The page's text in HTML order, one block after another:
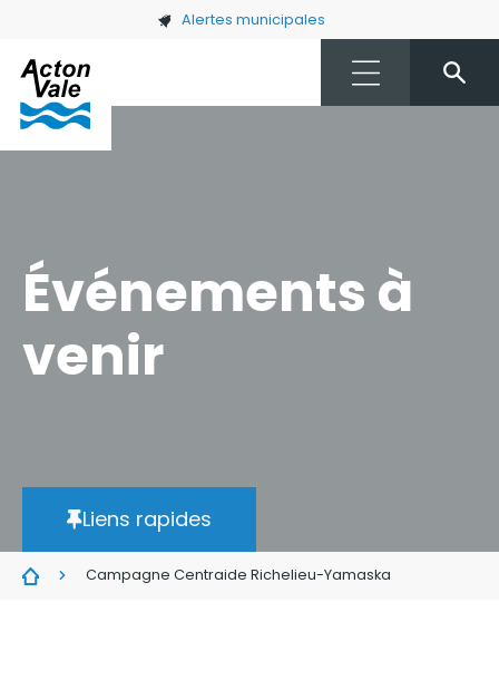
Skip to main content Alertes municipales
Événements à
venir
Liens rapides
Campagne Centraide Richelieu-Yamaska